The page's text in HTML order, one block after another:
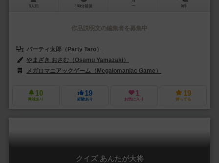
5人用 180分前後 ー 0件
作品説明文の編集者を募集中
パーティ太郎（Party Taro）
やまざき おさむ（Osamu Yamazaki）
メガロマニアックゲーム（Megalomaniac Game）
10
興味あり
19
経験あり
1
お気に入り
19
持ってる
クイズ あんたが大将